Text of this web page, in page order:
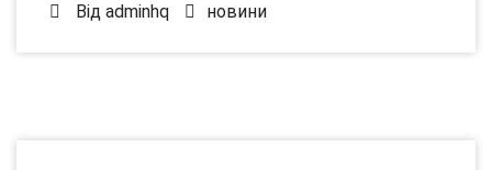
Від adminhq новини